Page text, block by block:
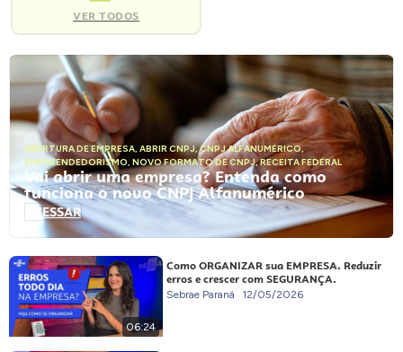
VER TODOS
ABERTURA DE EMPRESA, ABRIR CNPJ,CNPJ ALFANUMÉRICO,
EMPREENDEDORISMO, NOVO FORMATO DE CNPJ,RECEITA FEDERAL
Vai abrir uma empresa? Entenda como
funciona o novo CNPJ Alfanumérico
ACESSAR
06:24
Como ORGANIZAR sua EMPRESA. Reduzir
erros e crescer com SEGURANÇA.
Sebrae Paraná 12/05/2026